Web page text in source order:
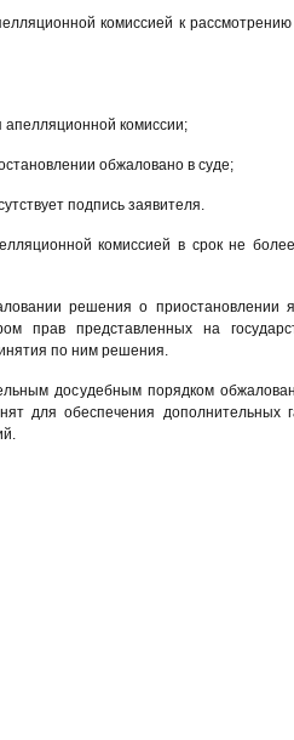
комиссией к рассмотрению
комиссии;
обжаловано в суде;
подпись заявителя.
комиссией в срок не
решения о приостановлении
прав представленных на
по ним решения.
досудебным порядком
для обеспечения дополнительных